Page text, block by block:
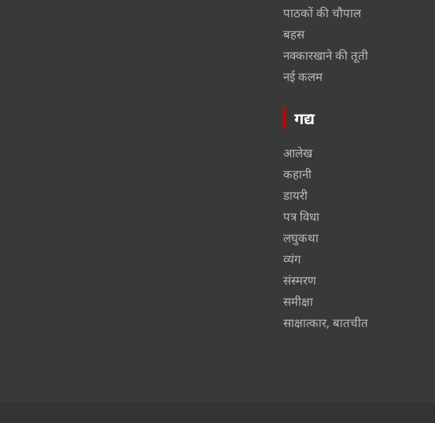
पाठकों की चौपाल
बहस
नक्कारखाने की तूती
नई कलम
गद्य
आलेख
कहानी
डायरी
पत्र विधा
लघुकथा
व्यंग
संस्मरण
समीक्षा
साक्षात्कार, बातचीत